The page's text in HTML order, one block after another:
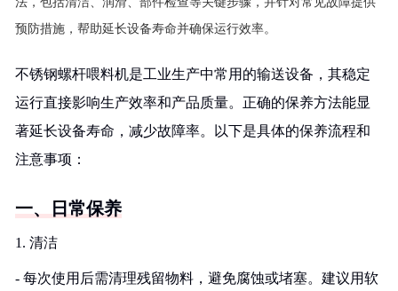
预防措施，帮助延长设备寿命并确保运行效率。
不锈钢螺杆喂料机是工业生产中常用的输送设备，其稳定
运行直接影响生产效率和产品质量。正确的保养方法能显
著延长设备寿命，减少故障率。以下是具体的保养流程和
注意事项：
一、日常保养
1. 清洁
- 每次使用后需清理残留物料，避免腐蚀或堵塞。建议用软